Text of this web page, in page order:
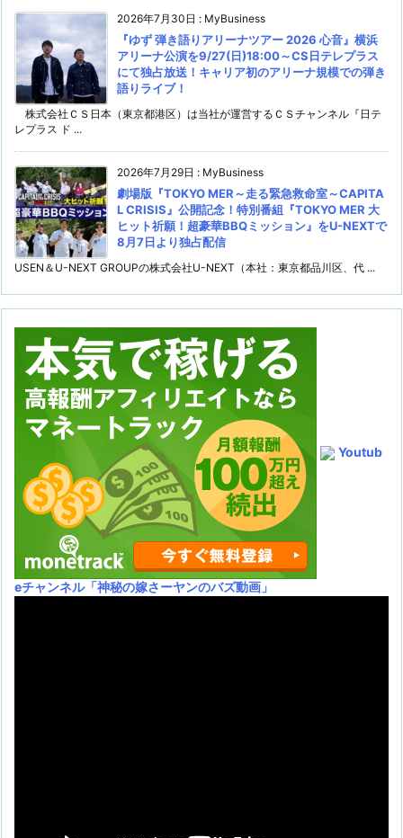
2026年7月30日 : MyBusiness
『ゆず 弾き語りアリーナツアー 2026 心音』横浜
アリーナ公演を9/27(日)18:00～CS日テレプラス
にて独占放送！キャリア初のアリーナ規模での弾き
語りライブ！
株式会社ＣＳ日本（東京都港区）は当社が運営するＣＳチャンネル『日テ
レプラス ド ...
2026年7月29日 : MyBusiness
劇場版『TOKYO MER～走る緊急救命室～CAPITA
L CRISIS』公開記念！特別番組『TOKYO MER 大
ヒット祈願！超豪華BBQミッション』をU-NEXTで
8月7日より独占配信
USEN＆U-NEXT GROUPの株式会社U-NEXT（本社：東京都品川区、代 ...
Youtub
eチャンネル「神秘の嫁さーヤンのバズ動画」